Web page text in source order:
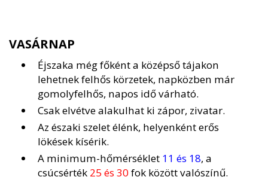
VASÁRNAP
Éjszaka még főként a középső tájakon
lehetnek felhős körzetek, napközben már
gomolyfelhős, napos idő várható.
Csak elvétve alakulhat ki zápor, zivatar.
Az északi szelet élénk, helyenként erős
lökések kísérik.
A minimum-hőmérséklet 11 és 18, a
csúcsérték 25 és 30fok között valószínű.